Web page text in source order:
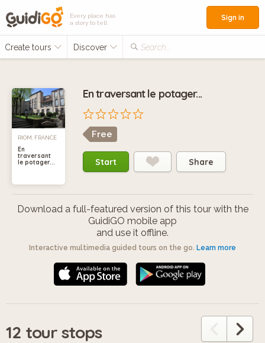
Every place has
a story to tell
Create tours Discover Search...
Sign in
RIOM, FRANCE
En
traversant
le potager...
En traversant le potager...
Free
Start Share
Download a full-featured version of this tour with the
GuidiGO mobile app
and use it offline.
Interactive multimedia guided tours on the go. Learn more
12 tour stops